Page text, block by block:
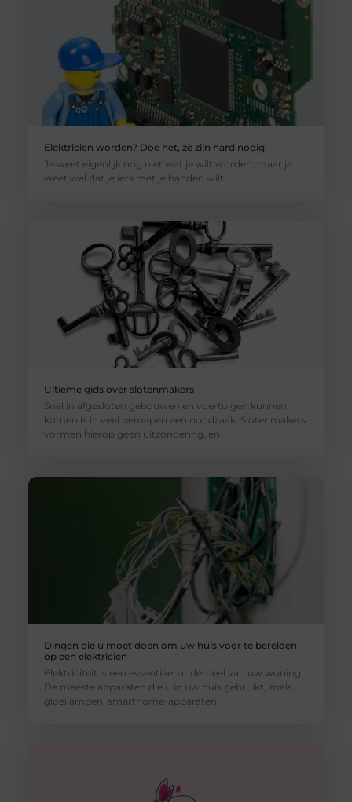
Elektricien worden? Doe het, ze zijn hard nodig!
Je weet eigenlijk nog niet wat je wilt worden, maar je
weet wel dat je iets met je handen wilt
Ultieme gids over slotenmakers
Snel in afgesloten gebouwen en voertuigen kunnen
komen is in veel beroepen een noodzaak. Slotenmakers
vormen hierop geen uitzondering, en
Dingen die u moet doen om uw huis voor te bereiden
op een elektricien
Elektriciteit is een essentieel onderdeel van uw woning.
De meeste apparaten die u in uw huis gebruikt, zoals
gloeilampen, smarthome-apparaten,